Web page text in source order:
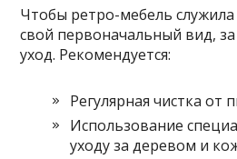
Чтобы ретро-мебель служила
свой первоначальный вид,
уход. Рекомендуется:
Регулярная чистка от
Использование
уходу за деревом и